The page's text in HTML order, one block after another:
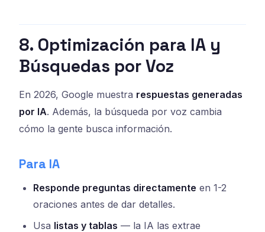
8. Optimización para IA y
Búsquedas por Voz
En 2026, Google muestra respuestas generadas
por IA. Además, la búsqueda por voz cambia
cómo la gente busca información.
Para IA
Responde preguntas directamente en 1-2
oraciones antes de dar detalles.
Usa listas y tablas — la IA las extrae